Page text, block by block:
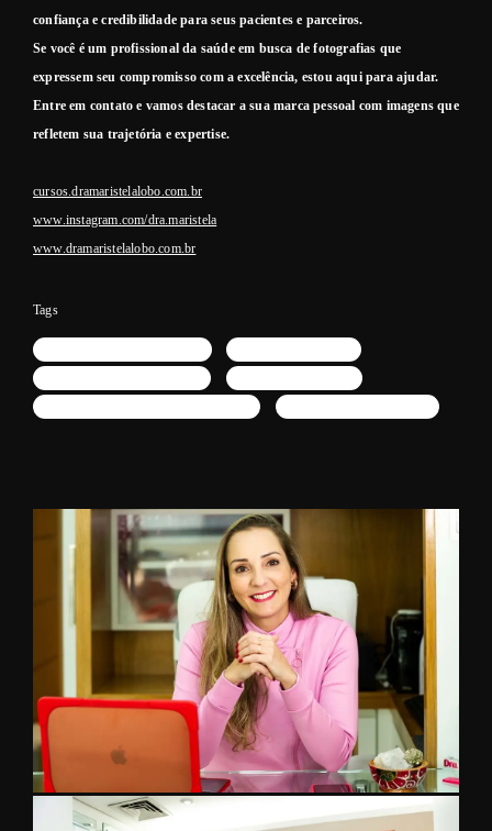
confiança e credibilidade para seus pacientes e parceiros.
Se você é um profissional da saúde em busca de fotografias que
expressem seu compromisso com a excelência, estou aqui para ajudar.
Entre em contato e vamos destacar a sua marca pessoal com imagens que
refletem sua trajetória e expertise.
cursos.dramaristelalobo.com.br
www.instagram.com/dra.maristela
www.dramaristelalobo.com.br
Tags